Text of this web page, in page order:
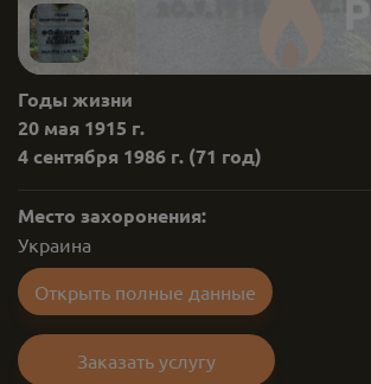
Годы жизни
20 мая 1915 г.
4 сентября 1986 г. (71 год)
Место захоронения:
Украина
Открыть полные данные
Заказать услугу